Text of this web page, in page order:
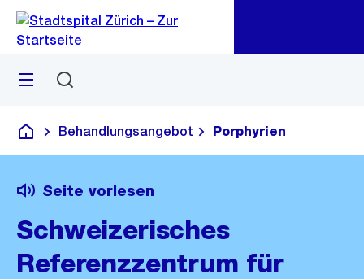
Navigation
Sprunglink
Menü
Krankenhaus
Behandlungsangebot Porphyrien
Seite vorlesen
Schweizerisches
Referenzzentrum für